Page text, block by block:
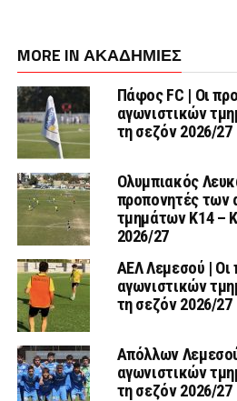
MORE IN ΑΚΑΔΗΜΙΕΣ
Πάφος FC | Οι
αγωνιστικών
τη σεζόν 2026/27
Ολυμπιακός
προπονητές των
τμημάτων Κ14 –
2026/27
ΑΕΛ Λεμεσού |
αγωνιστικών
τη σεζόν 2026/27
Απόλλων
αγωνιστικών
τη σεζόν 2026/27